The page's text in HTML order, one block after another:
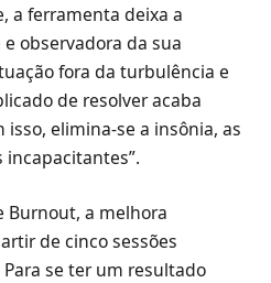
a ferramenta deixa a
observadora da sua
fora da turbulência e
de resolver acaba
elimina-se a insônia, as
Burnout, a melhora
de cinco sessões
se ter um resultado